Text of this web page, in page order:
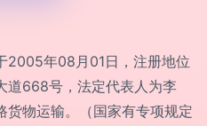
2005年08月01日，注册地位
道668号，法定代表人为李
货物运输。（国家有专项规定